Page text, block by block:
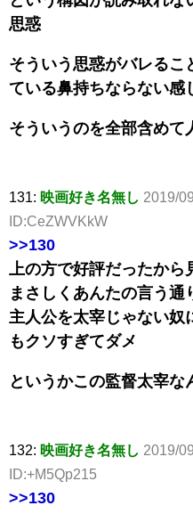
思惑
そういう思惑がバレるこ
ている鼻持ちならない感
そういうのを全部含めて
131: 映画好き名無し 2019/
ID:CeZWVKkW
>>130
上の方で好評だったか
まさしくあんたの言う通
主人公を太宰じゃない奴
もクソすぎてダメ
というかこの監督太宰
132: 映画好き名無し 2019/
ID:+M5Qp215
>>130